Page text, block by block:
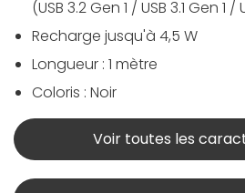
(USB 3.2 Gen 1 / USB 3.1 Gen 1 /
Recharge jusqu'à 4,5 W
Longueur : 1 mètre
Coloris : Noir
Voir toutes les